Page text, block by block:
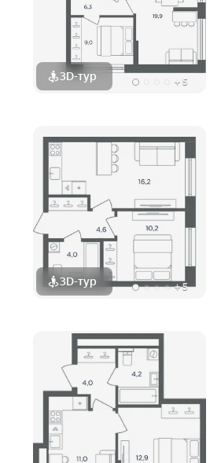
3D-тур + 5
3D-тур +5